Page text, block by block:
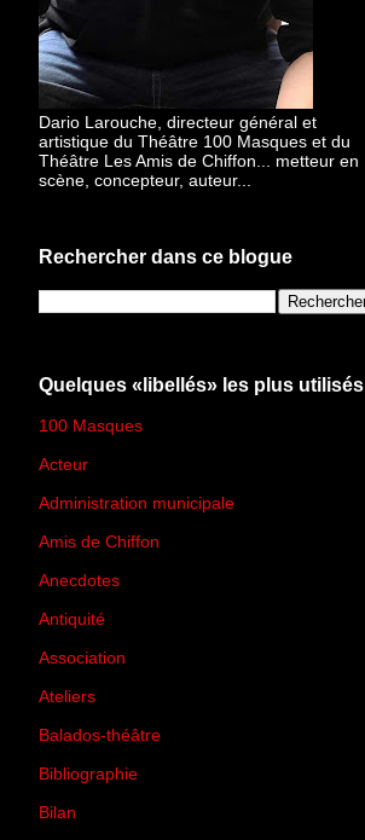
Dario Larouche, directeur général et
artistique du Théâtre 100 Masques et du
Théâtre Les Amis de Chiffon... metteur en
scène, concepteur, auteur...
Rechercher dans ce blogue
Quelques «libellés» les plus utilisés
100 Masques
Acteur
Administration municipale
Amis de Chiffon
Anecdotes
Antiquité
Association
Ateliers
Balados-théâtre
Bibliographie
Bilan